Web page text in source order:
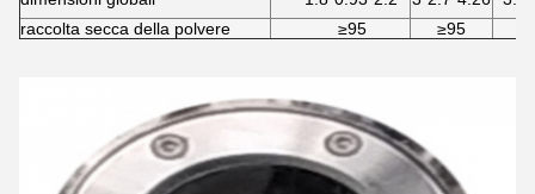
raccolta secca della polvere
≥95 ≥95